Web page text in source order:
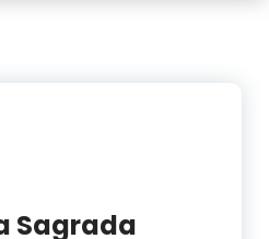
Sagrada